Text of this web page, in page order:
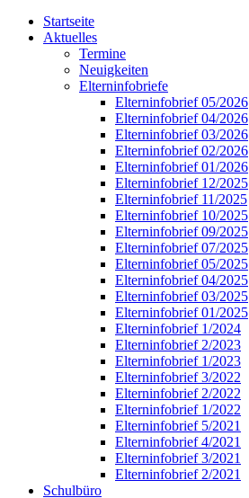
Startseite
Aktuelles
Termine
Neuigkeiten
Elterninfobriefe
Elterninfobrief 05/2026
Elterninfobrief 04/2026
Elterninfobrief 03/2026
Elterninfobrief 02/2026
Elterninfobrief 01/2026
Elterninfobrief 12/2025
Elterninfobrief 11/2025
Elterninfobrief 10/2025
Elterninfobrief 09/2025
Elterninfobrief 07/2025
Elterninfobrief 05/2025
Elterninfobrief 04/2025
Elterninfobrief 03/2025
Elterninfobrief 01/2025
Elterninfobrief 1/2024
Elterninfobrief 2/2023
Elterninfobrief 1/2023
Elterninfobrief 3/2022
Elterninfobrief 2/2022
Elterninfobrief 1/2022
Elterninfobrief 5/2021
Elterninfobrief 4/2021
Elterninfobrief 3/2021
Elterninfobrief 2/2021
Schulbüro